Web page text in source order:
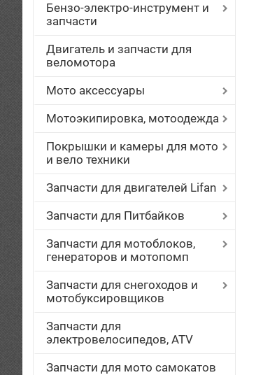
Бензо-электро-инструмент и
запчасти
Двигатель и запчасти для
веломотора
Мото аксессуары
Мотоэкипировка, мотоодежда
Покрышки и камеры для мото
и вело техники
Запчасти для двигателей Lifan
Запчасти для Питбайков
Запчасти для мотоблоков,
генераторов и мотопомп
Запчасти для снегоходов и
мотобуксировщиков
Запчасти для
электровелосипедов, ATV
Запчасти для мото самокатов